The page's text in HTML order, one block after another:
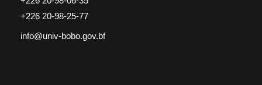
+226 20-98-25-77
info@univ-bobo.gov.bf